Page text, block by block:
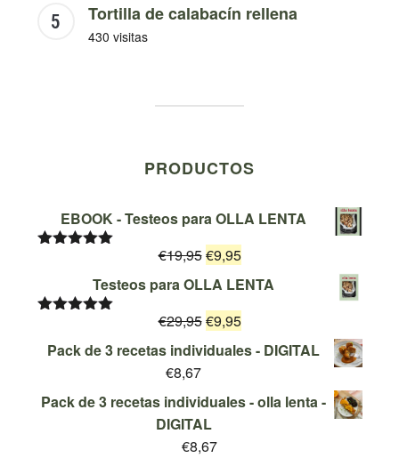
Tortilla de calabacín rellena
430 visitas
PRODUCTOS
EBOOK - Testeos para OLLA LENTA
€19,95El
precio
era:
€19,95.
€9,95El
precio
es:
€9,95.
Testeos para OLLA LENTA
5
€29,95El
precio
€29,95.
€9,95El
precio
€9,95.
Pack de 3 recetas individuales - DIGITAL
€8,67
Pack de 3 recetas individuales - olla lenta -
DIGITAL
€8,67